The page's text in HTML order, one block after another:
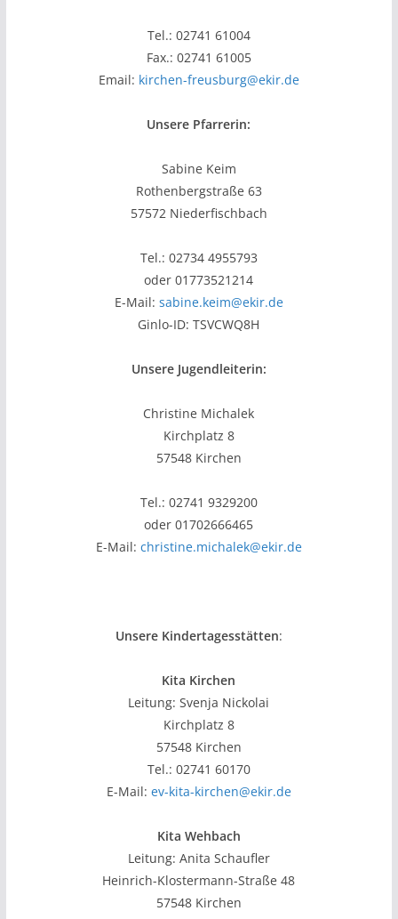
Tel.: 02741 61004
Fax.: 02741 61005
Email: kirchen-freusburg@ekir.de
Unsere Pfarrerin:
Sabine Keim
Rothenbergstraße 63
57572 Niederfischbach
Tel.: 02734 4955793
oder 01773521214
E-Mail: sabine.keim@ekir.de
Ginlo-ID: TSVCWQ8H
Unsere Jugendleiterin:
Christine Michalek
Kirchplatz 8
57548 Kirchen
Tel.: 02741 9329200
oder 01702666465
E-Mail: christine.michalek@ekir.de
Unsere Kindertagesstätten:
Kita Kirchen
Leitung: Svenja Nickolai
Kirchplatz 8
57548 Kirchen
Tel.: 02741 60170
E-Mail: ev-kita-kirchen@ekir.de
Kita Wehbach
Leitung: Anita Schaufler
Heinrich-Klostermann-Straße 48
57548 Kirchen